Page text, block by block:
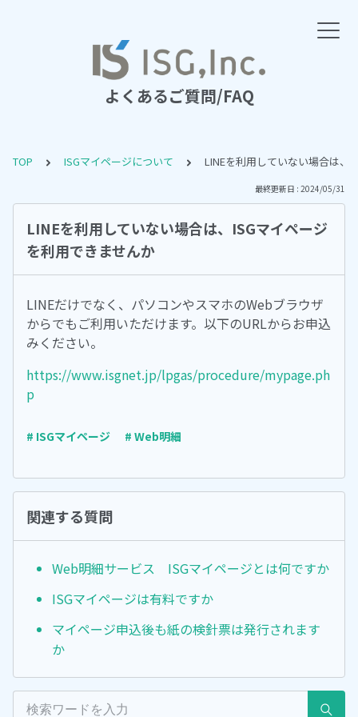
よくあるご質問/FAQ
TOP ISGマイページについて LINEを利用していない場合は、
最終更新日 : 2024/05/31
LINEを利用していない場合は、ISGマイページ
を利用できませんか
LINEだけでなく、パソコンやスマホのWebブラウザ
からでもご利用いただけます。以下のURLからお申込
みください。
https://www.isgnet.jp/lpgas/procedure/mypage.ph
p
# ISGマイページ # Web明細
関連する質問
Web明細サービス ISGマイページとは何ですか
ISGマイページは有料ですか
マイページ申込後も紙の検針票は発行されます
か